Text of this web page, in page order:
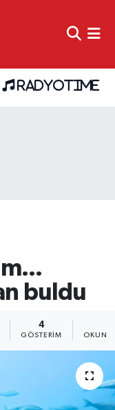
RADYOTIME
buldu
4
GÖSTERIM